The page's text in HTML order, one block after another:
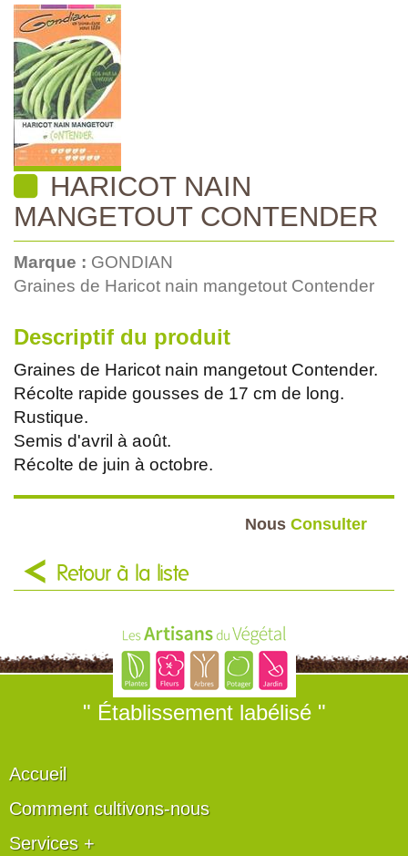
HARICOT NAIN
MANGETOUT CONTENDER
Marque : GONDIAN
Graines de Haricot nain mangetout Contender
Descriptif du produit
Graines de Haricot nain mangetout Contender.
Récolte rapide gousses de 17 cm de long.
Rustique.
Semis d'avril à août.
Récolte de juin à octobre.
Nous Consulter
Retour à la liste
" Établissement labélisé "
Accueil
Comment cultivons-nous
Services +